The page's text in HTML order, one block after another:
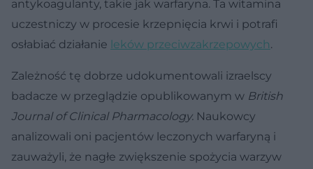
antykoagulanty, takie jak warfaryna. Ta witamina
uczestniczy w procesie krzepnięcia krwi i potrafi
osłabiać działanie leków przeciwzakrzepowych.
Zależność tę dobrze udokumentowali izraelscy
badacze w przeglądzie opublikowanym w British
Journal of Clinical Pharmacology. Naukowcy
analizowali oni pacjentów leczonych warfaryną i
zauważyli, że nagłe zwiększenie spożycia warzyw